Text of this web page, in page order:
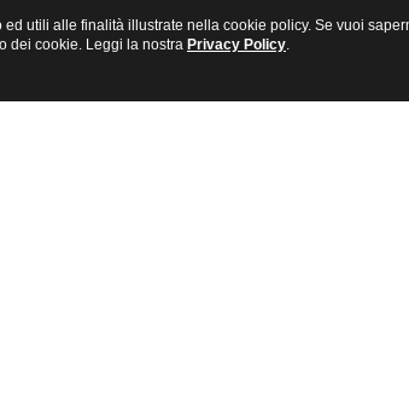
utili alle finalità illustrate nella cookie policy. Se vuoi
dei cookie. Leggi la nostra Privacy Policy.